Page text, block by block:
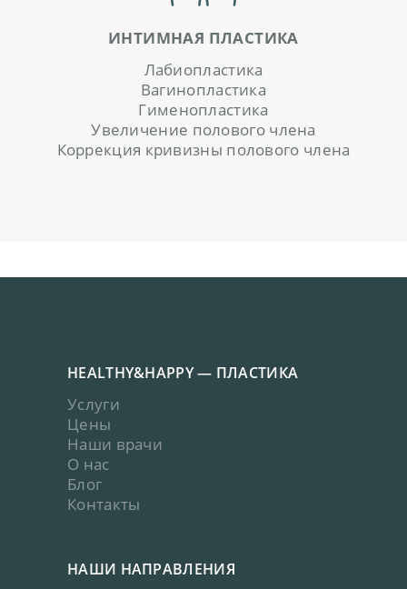
ИНТИМНАЯ ПЛАСТИКА
Лабиопластика
Вагинопластика
Гименопластика
Увеличение полового члена
Коррекция кривизны полового члена
HEALTHY&HAPPY — ПЛАСТИКА
Услуги
Цены
Наши врачи
О нас
Блог
Контакты
НАШИ НАПРАВЛЕНИЯ